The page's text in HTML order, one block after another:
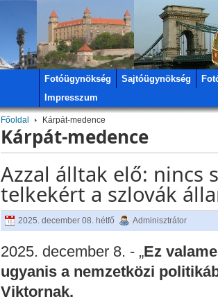
Fotóügynökség Sajtóügynökség
Impresszum
Főoldal Kárpát-medence
Kárpát-medence
Azzal álltak elő: nincs
telkekért a szlovák
2025. december 08. hétfő Adminisztrátor
2025. december 8. - „Ez
ugyanis a nemzetközi
Viktornak.